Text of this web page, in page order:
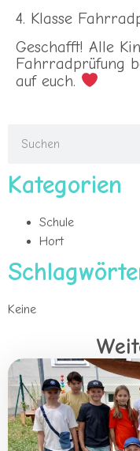
4. Klasse
Geschafft! Alle
Fahrradprüfung
auf euch.
Kategorien
Schule
Hort
Keine